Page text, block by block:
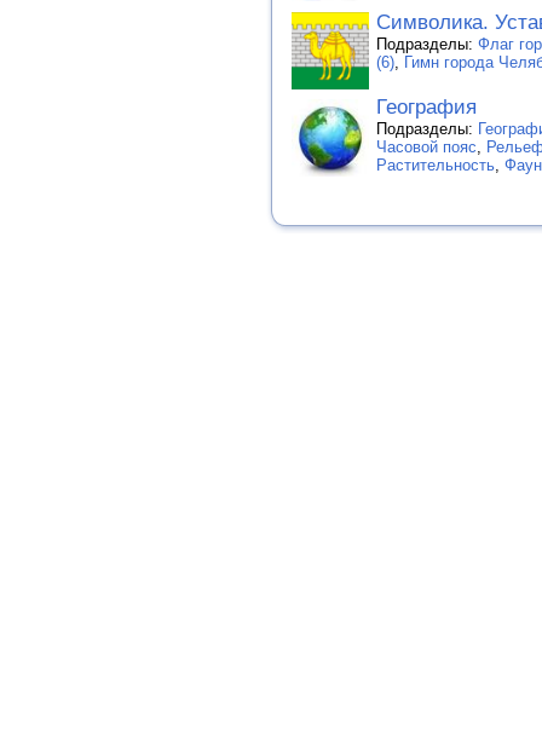
Символика.
Подразделы: Флаг
(6)
Гимн города
География
Подразделы:
Часовой пояс
Растительность